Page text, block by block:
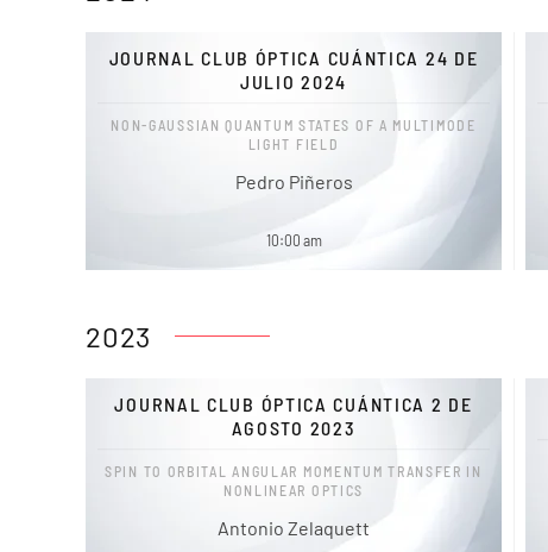
JOURNAL CLUB ÓPTICA CUÁNTICA 24 DE
JULIO 2024
NON-GAUSSIAN QUANTUM STATES OF A MULTIMODE
LIGHT FIELD
Pedro Piñeros
10:00 am
2023
JOURNAL CLUB ÓPTICA CUÁNTICA 2 DE
AGOSTO 2023
SPIN TO ORBITAL ANGULAR MOMENTUM TRANSFER IN
NONLINEAR OPTICS
Antonio Zelaquett